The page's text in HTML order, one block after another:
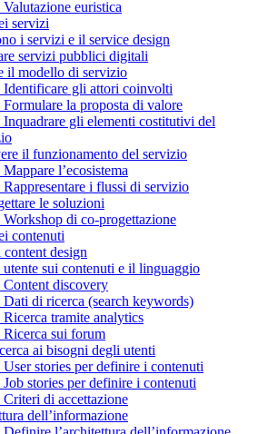
euristica
servizi
i servizi e il service design
servizi pubblici digitali
il modello di servizio
Identificare gli attori coinvolti
Formulare la proposta di valore
Inquadrare gli elementi costitutivi del
il funzionamento del servizio
l’ecosistema
Rappresentare i flussi di servizio
le soluzioni
Workshop di co-progettazione
contenuti
content design
sui contenuti e il linguaggio
Content discovery
Dati di ricerca (search keywords)
Ricerca tramite analytics
Ricerca sui forum
ai bisogni degli utenti
User stories per definire i contenuti
stories per definire i contenuti
Criteri di accettazione
dell’informazione